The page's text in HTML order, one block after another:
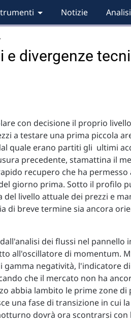
Notizie Analisi
divergenze
con decisione il proprio
a testare una prima piccola
quale erano partiti gli ultimi
precedente, stamattina il
recupero che ha permesso
giorno prima. Sotto il profilo
livello attuale dei prezzi e
di breve termine sia ancora
dei flussi nel pannello
all'oscillatore di momentum.
gamma negatività, l'indicatore
che il mercato non ha
abbia lambito le prime zone di
una fase di transizione in cui
dovrà ora scontrarsi con